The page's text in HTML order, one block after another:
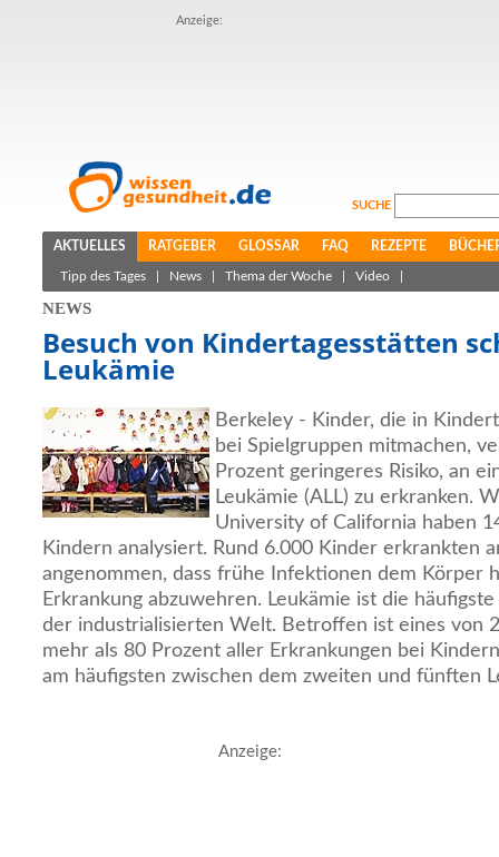
Anzeige:
SUCHE
AKTUELLES RATGEBER GLOSSAR FAQ REZEPTE
Tipp des Tages News Thema der Woche Video
NEWS
Besuch von Kindertagesstätten
Leukämie
Berkeley - Kinder, die in
bei Spielgruppen mitmachen,
Prozent geringeres Risiko, an
Leukämie (ALL) zu erkranken.
University of California haben
Kindern analysiert. Rund 6.000 Kinder erkrankten
angenommen, dass frühe Infektionen dem Körper
Erkrankung abzuwehren. Leukämie ist die
der industrialisierten Welt. Betroffen ist eines von
mehr als 80 Prozent aller Erkrankungen bei
am häufigsten zwischen dem zweiten und fünften
Anzeige: